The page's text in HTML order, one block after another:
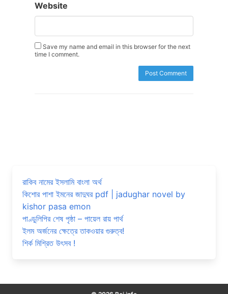
Website
Save my name and email in this browser for the next
time I comment.
রাকিব নামের ইসলামি বাংলা অর্থ
কিশোর পাশা ইমনের জাদুঘর pdf | jadughar novel by
kishor pasa emon
পাণ্ডুলিপির শেষ পৃষ্ঠা – পায়েল রায় পার্থ
ইলম অর্জনের ক্ষেত্রে তাকওয়ার গুরুত্ব!
শির্ক মিশ্রিত উৎসব !